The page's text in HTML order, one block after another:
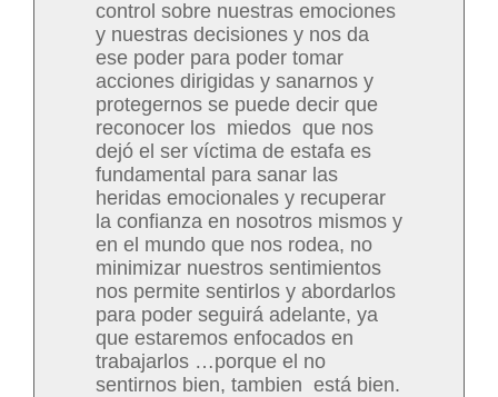
control sobre nuestras emociones
y nuestras decisiones y nos da
ese poder para poder tomar
acciones dirigidas y sanarnos y
protegernos se puede decir que
reconocer los miedos que nos
dejó el ser víctima de estafa es
fundamental para sanar las
heridas emocionales y recuperar
la confianza en nosotros mismos y
en el mundo que nos rodea, no
minimizar nuestros sentimientos
nos permite sentirlos y abordarlos
para poder seguirá adelante, ya
que estaremos enfocados en
trabajarlos …porque el no
sentirnos bien, tambien está bien.